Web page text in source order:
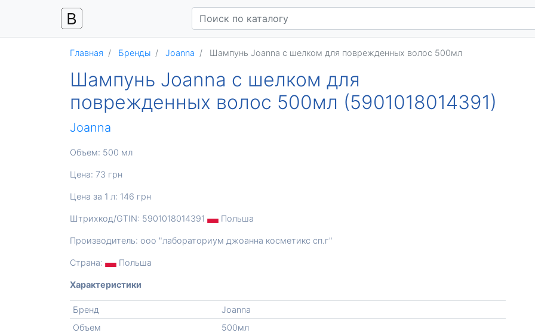
Главная Бренды Joanna Шампунь Joanna с шелком для поврежденных волос 500мл
Шампунь Joanna с шелком для
поврежденных волос 500мл (5901018014391)
Joanna
Объем: 500 мл
Цена: 73 грн
Цена за 1 л: 146 грн
Штрихкод/GTIN: 5901018014391 Польша
Производитель: ооо "лабораториум джоанна косметикс сп.г"
Страна: Польша
Характеристики
Бренд
Joanna
Объем
500мл